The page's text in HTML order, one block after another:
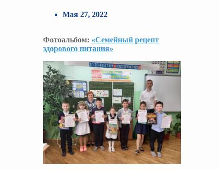
Мая 27, 2022
Фотоальбом: «Семейный рецепт
здорового питания»